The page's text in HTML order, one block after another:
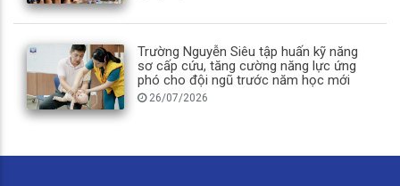
Trường Nguyễn Siêu tập huấn kỹ năng
sơ cấp cứu, tăng cường năng lực ứng
phó cho đội ngũ trước năm học mới
26/07/2026